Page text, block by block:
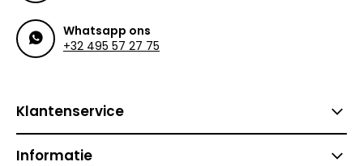
Whatsapp ons
+32 495 57 27 75
Klantenservice
Informatie